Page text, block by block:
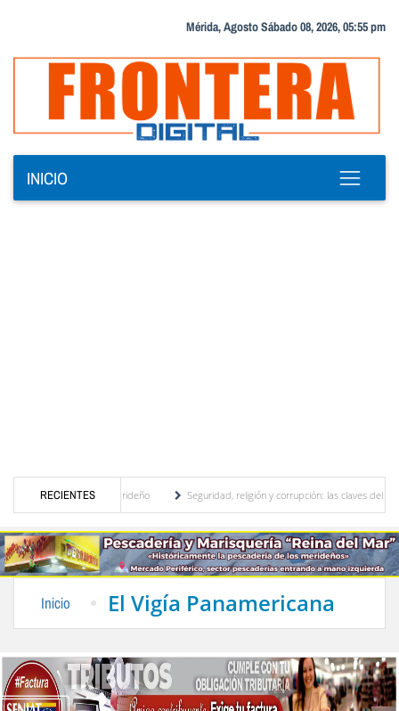
Mérida, Agosto Sábado 08, 2026, 05:55 pm
INICIO
RECIENTES
motor turístico merideño
Seguridad, religión y corrupción: las claves del
Inicio El Vigía Panamericana